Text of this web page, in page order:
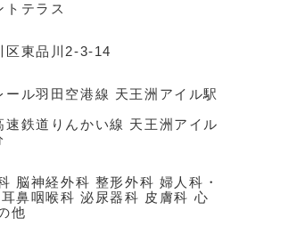
基本スペック
区画（12階）、専有面積は82.21
り、鉄骨鉄筋コンクリート造・鉄
です。保証金は12ヶ月、入居開
件
耳鼻咽喉科、皮膚科、美容外科、
トテラス
区東品川2-3-14
ール羽田空港線 天王洲アイル駅
速鉄道りんかい線 天王洲アイル
脳神経外科 整形外科 婦人科・
鼻咽喉科 泌尿器科 皮膚科 心
他